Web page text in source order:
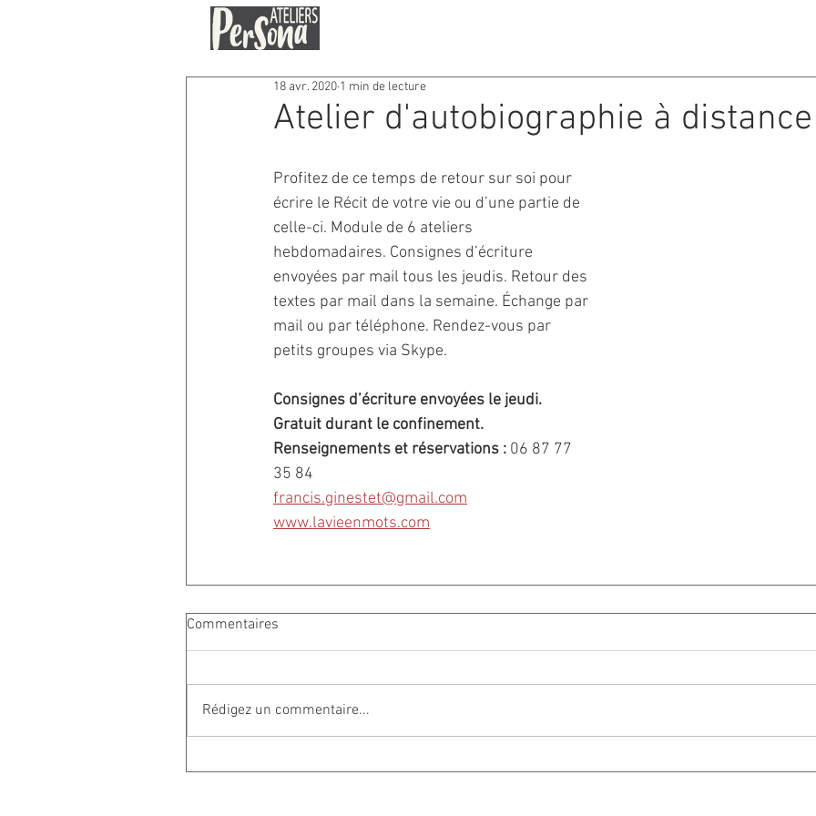
Atelier d'autobiographie à distance
18 avr. 2020 1 min de lecture
Profitez de ce temps de retour sur soi pour
écrire le Récit de votre vie ou d’une partie de
celle-ci. Module de 6 ateliers
hebdomadaires. Consignes d’écriture
envoyées par mail tous les jeudis. Retour des
textes par mail dans la semaine. Échange par
mail ou par téléphone. Rendez-vous par
petits groupes via Skype.
Consignes d’écriture envoyées le jeudi.
Gratuit durant le confinement.
Renseignements et réservations : 06 87 77
35 84
francis.ginestet@gmail.com
www.lavieenmots.com
Commentaires
Rédigez un commentaire...